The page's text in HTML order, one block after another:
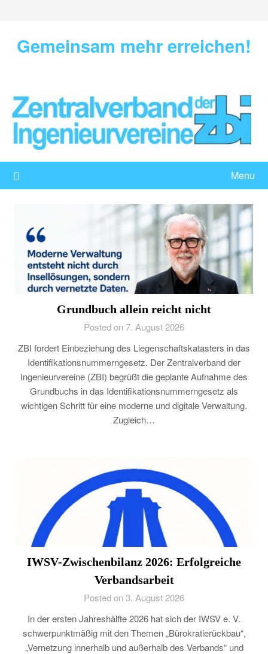
contentGemeinsam mehr erreichen!
Menu
Grundbuch allein reicht nicht
Posted on 7. August 2026
ZBI fordert Einbeziehung des Liegenschaftskatasters in das
Identifikationsnummerngesetz. Der Zentralverband der
Ingenieurvereine (ZBI) begrüßt die geplante Aufnahme des
Grundbuchs in das Identifikationsnummerngesetz als
wichtigen Schritt für eine moderne und digitale Verwaltung.
Zugleich…
IWSV-Zwischenbilanz 2026: Erfolgreiche
Verbandsarbeit
Posted on 3. August 2026
In der ersten Jahreshälfte 2026 hat sich der IWSV e. V.
schwerpunktmäßig mit den Themen „Bürokratierückbau“,
„Vernetzung innerhalb und außerhalb des Verbands“ und